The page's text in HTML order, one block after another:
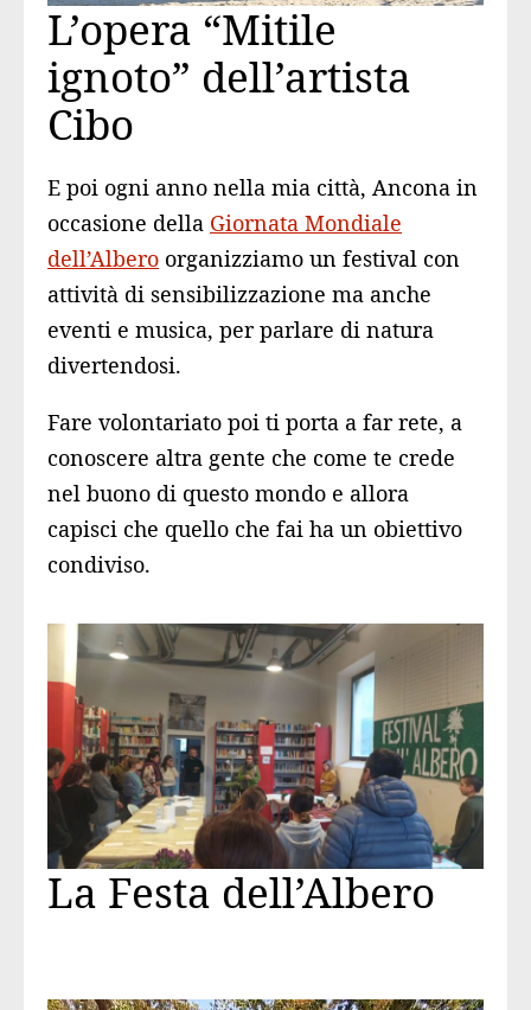
L’opera “Mitile
ignoto” dell’artista
Cibo
E poi ogni anno nella mia città, Ancona in
occasione della Giornata Mondiale
dell’Albero organizziamo un festival con
attività di sensibilizzazione ma anche
eventi e musica, per parlare di natura
divertendosi.
Fare volontariato poi ti porta a far rete, a
conoscere altra gente che come te crede
nel buono di questo mondo e allora
capisci che quello che fai ha un obiettivo
condiviso.
La Festa dell’Albero